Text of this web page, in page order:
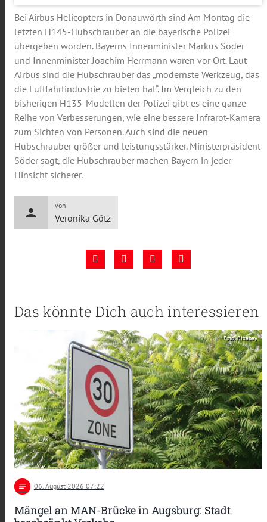
Bei Airbus Helicopters in Donauwörth sind Am Montag die
letzten H145-Hubschrauber an die bayerische Polizei
übergeben worden. Bayerns Innenminister Markus Söder
und Innenminister Joachim Herrmann waren vor Ort. Laut
Airbus sind die Hubschrauber das „modernste Werkzeug, das
die Luftfahrtindustrie zu bieten hat“. Im Vergleich zu den
bisherigen H135-Modellen der Polizei gibt es eine ganze
Reihe von Verbesserungen, wie eine bessere Infrarot-Kamera
zum Sichten von Personen. Auch sind die neuen
Hubschrauber größer und leistungsstärker. Ministerpräsident
Söder sagt, die Hubschrauber machen Bayern in jeder
Hinsicht sicherer.
person
von
Veronika Götz
Das könnte Dich auch interessieren
Foto: Pixabay
notes 06. August 2026 07:22
Mängel an MAN-Brücke in Augsburg: Stadt